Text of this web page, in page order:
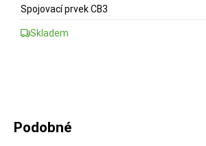
Spojovací prvek CB3
Skladem
Podobné